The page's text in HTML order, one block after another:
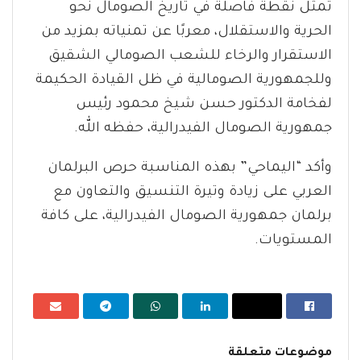
تمثل نقطة فاصلة في تاريخ الصومال نحو
الحرية والاستقلال، معربًا عن تمنياته بمزيد من
الاستقرار والرخاء للشعب الصومالي الشقيق
وللجمهورية الصومالية في ظل القيادة الحكيمة
لفخامة الدكتور حسن شيخ محمود رئيس
جمهورية الصومال الفيدرالية، حفظه الله.
وأكد “اليماحي” بهذه المناسبة حرص البرلمان
العربي على زيادة وتيرة التنسيق والتعاون مع
برلمان جمهورية الصومال الفيدرالية، على كافة
المستويات.
موضوعات متعلقة